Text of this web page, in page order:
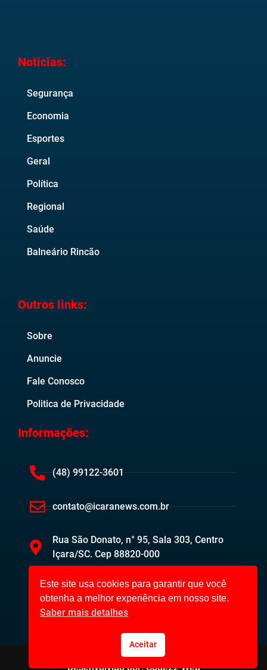
Noticias:
Segurança
Economia
Esportes
Geral
Política
Regional
Saúde
Balneário Rincão
Outros links:
Sobre
Anuncie
Fale Conosco
Politica de Privacidade
Informações:
(48) 99122-3601
contato@icaranews.com.br
Rua São Donato, n° 95, Sala 303, Centro
Içara/SC. Cep 88820-000
Içara News ©2023. Todos os direitos reservados.
Desenvolvido por: Code22 Web
Este site usa cookies para garantir que você
obtenha a melhor experiência em nosso site.
Saber mais detalhes
Aceitar